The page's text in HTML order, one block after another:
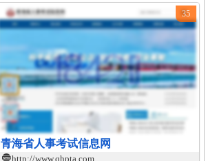
青海省人事考试信息网
http://www.qhpta.com
35